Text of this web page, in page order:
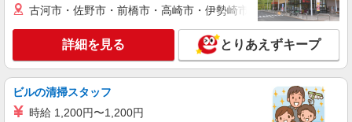
時給1800円〜2000円（経験・能力による） ※
残業代支給 ★交通費別途支給（規定あり） ゜
+゜・。○。・゜+゜・。○。・゜+゜ 入社祝い金10
万円支給(規定有) お友達を紹介頂くと, インセンテ
ィブ支給(規定有) ★月2回払い・週払い可能（規程
有）★ ゜・。○。・゜+゜・。○。・゜+゜
群馬県太田市の楽天モバイルショップ
キープ 詳細を見る
古河市・佐野市・前橋市・高崎市・伊勢崎市・太田市・館林市
詳細を見る とりあえずキープ
ビルの清掃スタッフ
時給 1,200円〜1,200円